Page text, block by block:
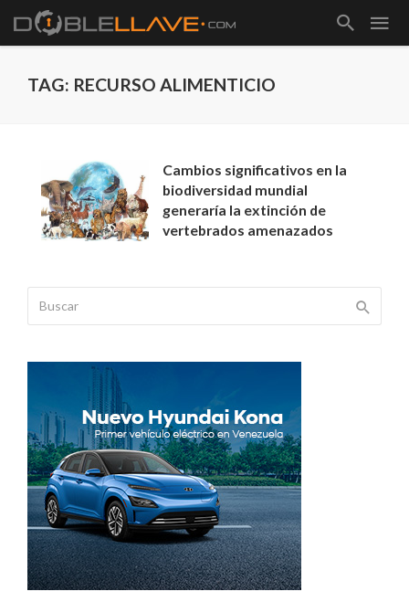
TAG: RECURSO ALIMENTICIO
Cambios significativos en la
biodiversidad mundial
generaría la extinción de
vertebrados amenazados